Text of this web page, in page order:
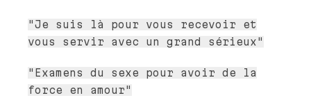
"Je suis là pour vous recevoir et
vous servir avec un grand sérieux"
"Examens du sexe pour avoir de la
force en amour"